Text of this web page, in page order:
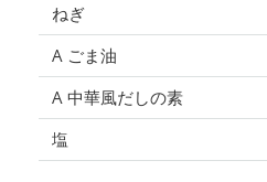
ねぎ
A ごま油
A 中華風だしの素
塩